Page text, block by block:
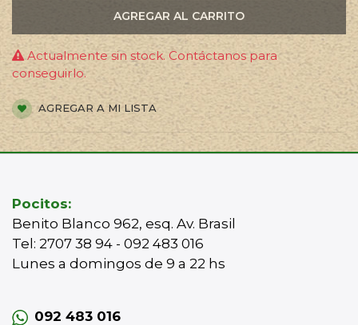
AGREGAR AL CARRITO
Actualmente sin stock. Contáctanos para
conseguirlo.
AGREGAR A MI LISTA
Pocitos:
Benito Blanco 962, esq. Av. Brasil
Tel: 2707 38 94 - 092 483 016
Lunes a domingos de 9 a 22 hs
092 483 016